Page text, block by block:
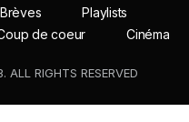
Brèves
Playlists
de coeur Cinéma
RIGHTS RESERVED